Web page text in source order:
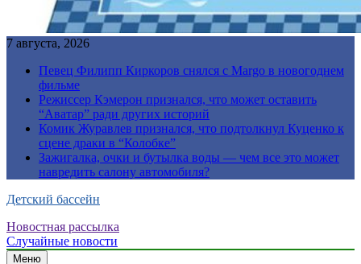
7 августа, 2026
Певец Филипп Киркоров снялся с Margo в новогоднем
фильме
Режиссер Кэмерон признался, что может оставить
“Аватар” ради других историй
Комик Журавлев признался, что подтолкнул Куценко к
сцене драки в “Колобке”
Зажигалка, очки и бутылка воды — чем все это может
навредить салону автомобиля?
Детский бассейн
Новостная рассылка
Случайные новости
Меню